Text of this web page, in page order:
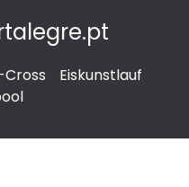
Eiskunstlauf